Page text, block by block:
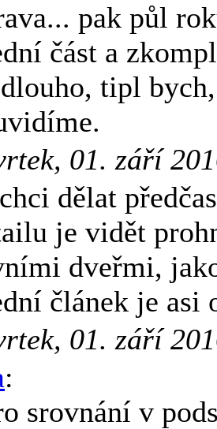
pak půl
část a
tipl
01. září
dělat
je vidět
dveřmi,
článek je asi
01. září
:
srovnání v